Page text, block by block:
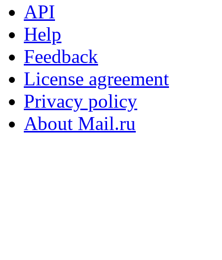
API
Help
Feedback
License agreement
Privacy policy
About Mail.ru